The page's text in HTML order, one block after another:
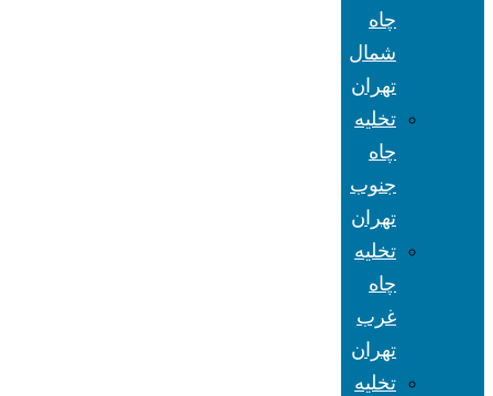
چاه
شمال
تهران
تخلیه
چاه
جنوب
تهران
تخلیه
چاه
غرب
تهران
تخلیه